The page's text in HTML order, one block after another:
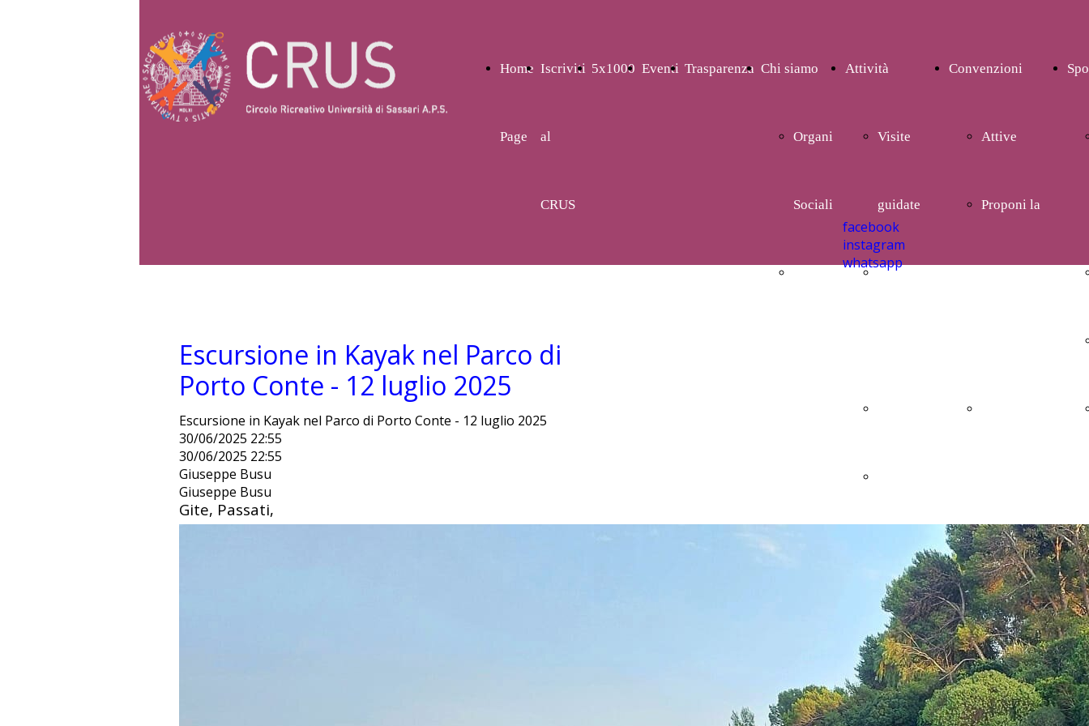
Home
Page
Iscriviti
al
CRUS
5x1000 Eventi Trasparenza Chi siamo
Organi
Sociali
Attività
Visite
guidate
Gite ed
Convenzioni
Attive
Proponi la
facebook
instagram
whatsapp
Escursione in Kayak nel Parco di
Porto Conte - 12 luglio 2025
Escursione in Kayak nel Parco di Porto Conte - 12 luglio 2025
30/06/2025 22:55
30/06/2025 22:55
Giuseppe Busu
Giuseppe Busu
Gite, Passati,